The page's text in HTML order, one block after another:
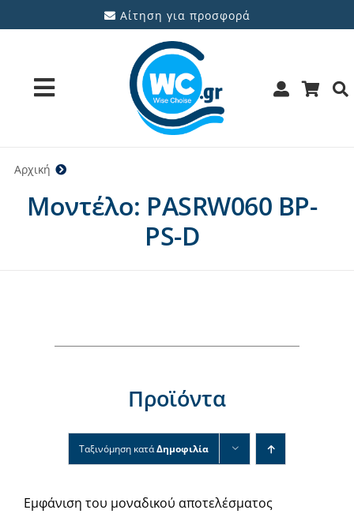
στο
Αίτηση για προσφορά
Toggle
Navigation
Προϊόντα
Υπηρεσίες
Αρχική
Μοντέλο: PASRW060 BP-
PS-D
Προϊόντα
Ταξινόμηση κατάΔημοφιλία
Εμφάνιση του μοναδικού αποτελέσματος